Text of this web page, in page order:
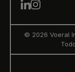
© 2026 Voeral